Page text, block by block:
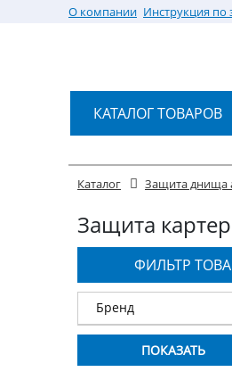
О компании Инструкция по
КАТАЛОГ ТОВАРОВ
Каталог Защита днища
Защита
ФИЛЬТР
Бренд